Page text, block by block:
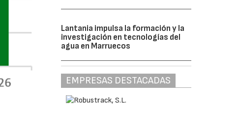
Lantania impulsa la formación y la
investigación en tecnologías del
agua en Marruecos
EMPRESAS DESTACADAS